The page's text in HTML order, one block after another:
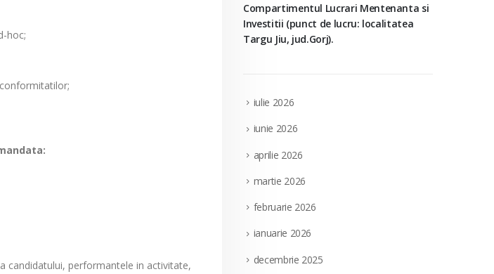
hoc;
candidatului, performantele in activitate,
Compartimentul Lucrari Mentenanta si
Investitii (punct de lucru: localitatea
Targu Jiu, jud.Gorj).
iulie 2026
iunie 2026
aprilie 2026
martie 2026
februarie 2026
ianuarie 2026
decembrie 2025